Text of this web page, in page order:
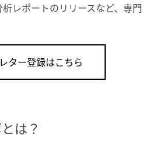
レポートのリリースなど、専門
ター登録はこちら
は？